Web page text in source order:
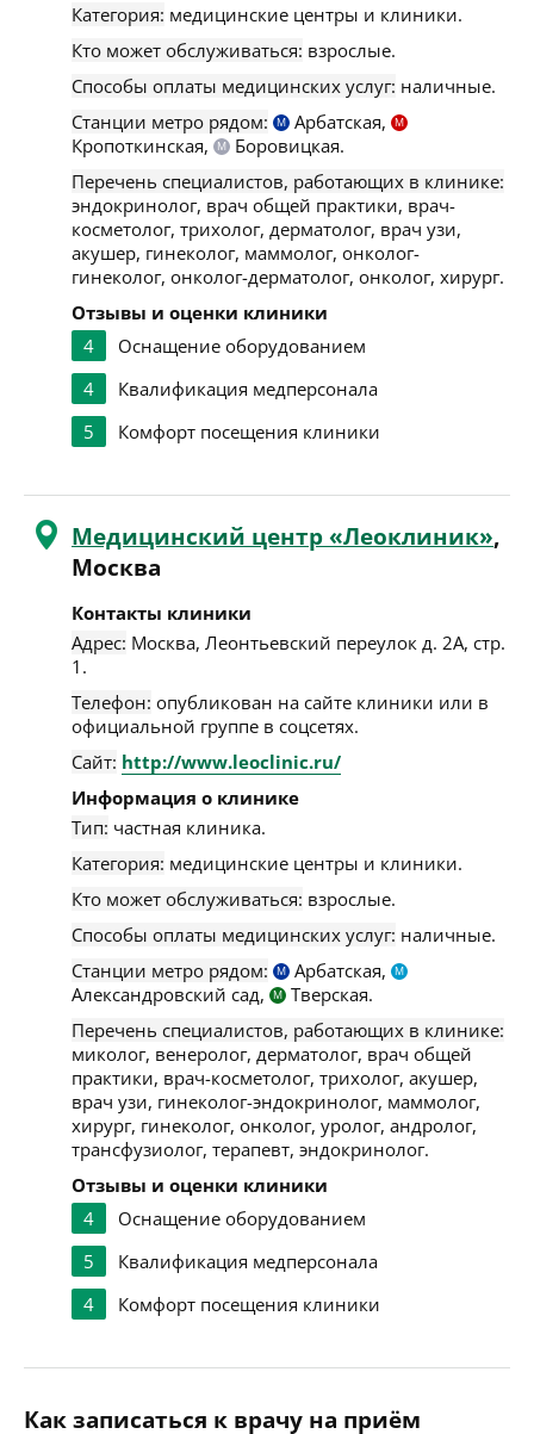
Категория: медицинские центры и клиники.
Кто может обслуживаться: взрослые.
Способы оплаты медицинских услуг: наличные.
Станции метро рядом:
М Арбатская, М
Кропоткинская, М
Боровицкая.
Перечень специалистов, работающих в клинике:
эндокринолог, врач общей практики, врач-
косметолог, трихолог, дерматолог, врач узи,
акушер, гинеколог, маммолог, онколог-
гинеколог, онколог-дерматолог, онколог, хирург.
Отзывы и оценки клиники
4
Оснащение оборудованием
4
Квалификация медперсонала
5
Комфорт посещения клиники
Медицинский центр «Леоклиник»,
Москва
Контакты клиники
Адрес: Москва, Леонтьевский переулок д. 2А, стр.
1 .
Телефон: опубликован на сайте клиники или в
официальной группе в соцсетях.
Сайт: http://www.leoclinic.ru/
Информация о клинике
Тип: частная клиника.
Категория: медицинские центры и клиники.
Кто может обслуживаться: взрослые.
Способы оплаты медицинских услуг: наличные.
Станции метро рядом:
М Арбатская, М
Александровский сад, М Тверская.
Перечень специалистов, работающих в клинике:
миколог, венеролог, дерматолог, врач общей
практики, врач-косметолог, трихолог, акушер,
врач узи, гинеколог-эндокринолог, маммолог,
хирург, гинеколог, онколог, уролог, андролог,
трансфузиолог, терапевт, эндокринолог.
Отзывы и оценки клиники
4
Оснащение оборудованием
5
Квалификация медперсонала
4
Комфорт посещения клиники
Как записаться к врачу на приём